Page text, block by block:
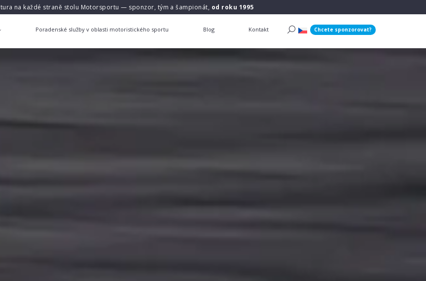
na každé straně stolu Motorsportu — sponzor, tým a šampionát, od roku 1995
Poradenské služby v oblasti motoristického sportu Blog Kontakt Chcete sponzorovat?